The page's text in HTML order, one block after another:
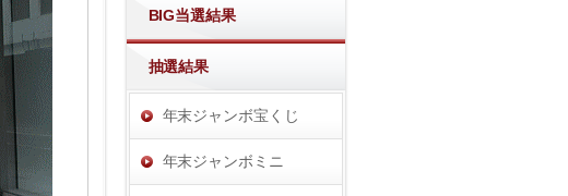
BIG当選結果
抽選結果
年末ジャンボ宝くじ
年末ジャンボミニ